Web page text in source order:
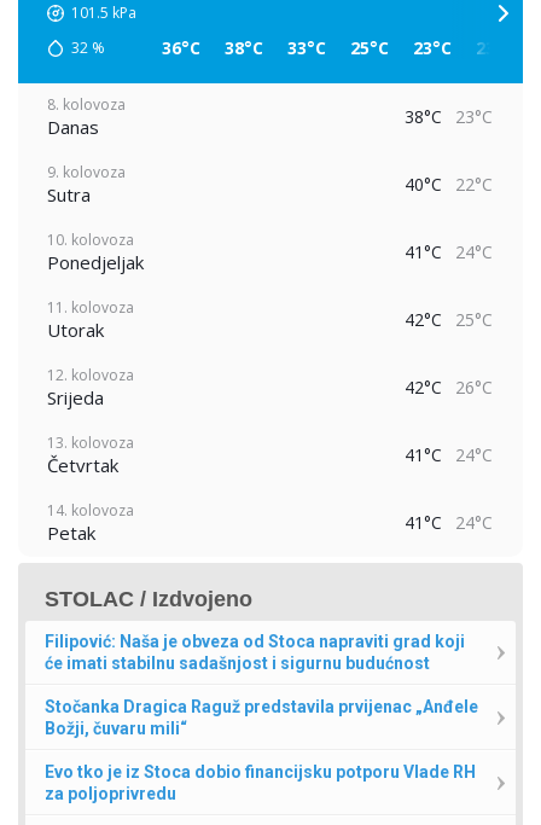
101.5 kPa
32 % 36°C 38°C 33°C 25°C 23°C 23°C
8. kolovoza
Danas 38°C 23°C
9. kolovoza
Sutra 40°C 22°C
10. kolovoza
Ponedjeljak 41°C 24°C
11. kolovoza
Utorak 42°C 25°C
12. kolovoza
Srijeda 42°C 26°C
13. kolovoza
Četvrtak 41°C 24°C
14. kolovoza
Petak 41°C 24°C
STOLAC / Izdvojeno
Filipović: Naša je obveza od Stoca napraviti grad koji
će imati stabilnu sadašnjost i sigurnu budućnost
Stočanka Dragica Raguž predstavila prvijenac „Anđele
Božji, čuvaru mili“
Evo tko je iz Stoca dobio financijsku potporu Vlade RH
za poljoprivredu